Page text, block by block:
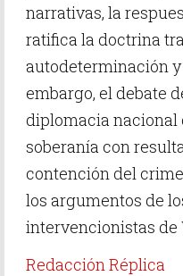
narrativas, la
ratifica la doctrina
autodeterminación
embargo, el debate
diplomacia nacional
soberanía con
contención del
los argumentos de
intervencionistas de
Redacción Réplica